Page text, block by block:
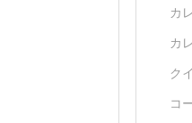
カ
カ
ク
コ